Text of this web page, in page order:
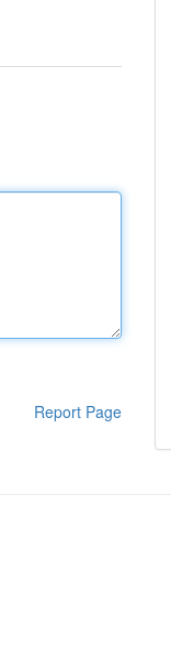
Report Page